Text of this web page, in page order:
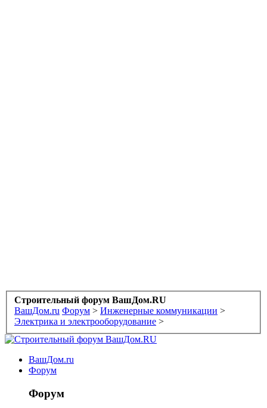
Строительный форум ВашДом.RU
ВашДом.ru Форум > Инженерные коммуникации >
Электрика и электрооборудование >
ВашДом.ru
Форум
Форум